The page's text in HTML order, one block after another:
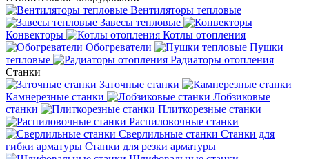
Вентиляторы тепловые
Завесы тепловые
Конвекторы
Котлы отопления
Обогреватели
Пушки
тепловые
Радиаторы отопления
Станки
Заточные станки
Камнерезные станки
Лобзиковые
станки
Плиткорезные станки
Распиловочные станки
Сверлильные станки Станки для
гибки арматуры Станки для резки арматуры